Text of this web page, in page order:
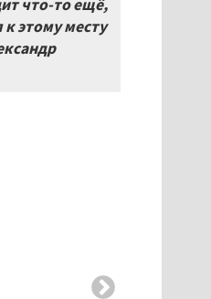
что-то ещё,
этому месту